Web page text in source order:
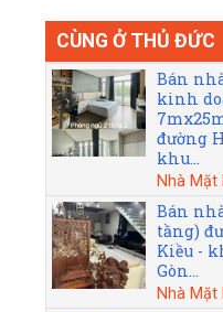
CÙNG Ở THỦ ĐỨC
Bán
kinh
đường
khu...
Nhà Mặt
Bán
tầng)
Kiều -
Gòn...
Nhà Mặt